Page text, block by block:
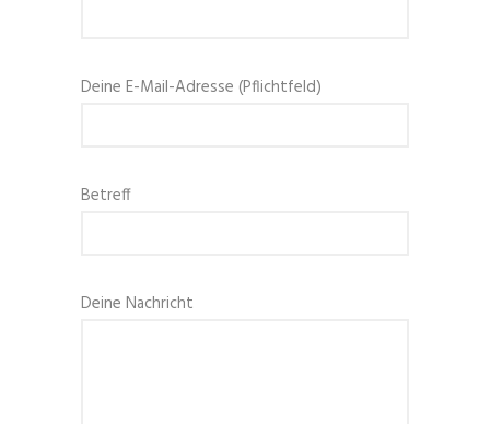
Deine E-Mail-Adresse (Pflichtfeld)
Betreff
Deine Nachricht